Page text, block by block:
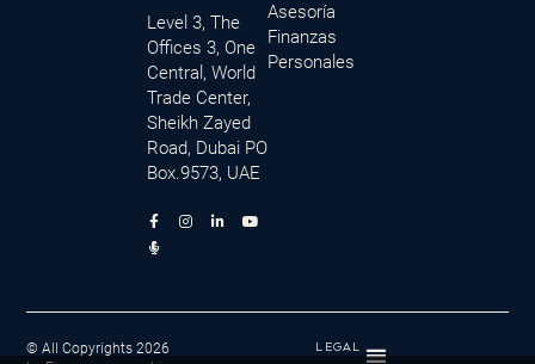
Level 3, The
Offices 3, One
Central, World
Trade Center,
Sheikh Zayed
Road, Dubai PO
Box.9573, UAE
F
a
c
e
k
f
I
n
a
L
i
n
Y
o
M
i
c
r
o
e
-
Asesoría
Finanzas
Personales
© All Copyrights 2026
LEGAL